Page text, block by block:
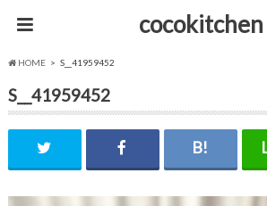
cocokitchen
HOME S__41959452
S__41959452